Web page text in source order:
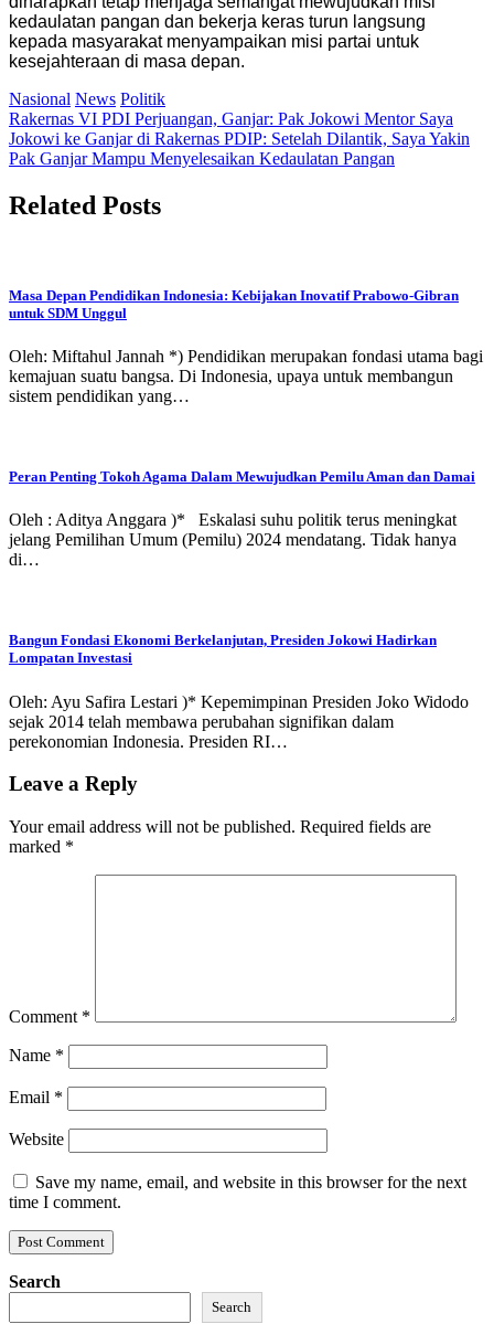
kedaulatan pangan dan bekerja keras turun langsung
kepada masyarakat menyampaikan misi partai untuk
kesejahteraan di masa depan.
Nasional News Politik
Post
navigation
Rakernas VI PDI Perjuangan, Ganjar: Pak Jokowi Mentor Saya
Jokowi ke Ganjar di Rakernas PDIP: Setelah Dilantik, Saya Yakin
Pak Ganjar Mampu Menyelesaikan Kedaulatan Pangan
Related Posts
Masa Depan Pendidikan Indonesia: Kebijakan Inovatif Prabowo-Gibran
untuk SDM Unggul
Oleh: Miftahul Jannah *) Pendidikan merupakan fondasi utama bagi
kemajuan suatu bangsa. Di Indonesia, upaya untuk membangun
sistem pendidikan yang…
Peran Penting Tokoh Agama Dalam Mewujudkan Pemilu Aman dan Damai
Oleh : Aditya Anggara )* Eskalasi suhu politik terus meningkat
jelang Pemilihan Umum (Pemilu) 2024 mendatang. Tidak hanya
di…
Bangun Fondasi Ekonomi Berkelanjutan, Presiden Jokowi Hadirkan
Lompatan Investasi
Oleh: Ayu Safira Lestari )* Kepemimpinan Presiden Joko Widodo
sejak 2014 telah membawa perubahan signifikan dalam
perekonomian Indonesia. Presiden RI…
Leave a Reply
Your email address will not be published. Required fields are
marked *
Comment *
Name *
Email *
Website
Save my name, email, and website in this browser for the next
time I comment.
Search
Search